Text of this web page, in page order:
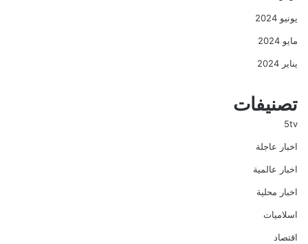
يونيو 2024
مايو 2024
يناير 2024
تصنيفات
5tv
اخبار عاجلة
اخبار عالمية
اخبار محلية
اسلاميات
اقتصاد